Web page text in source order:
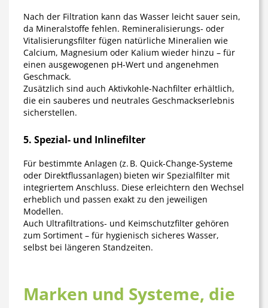
Nach der Filtration kann das Wasser leicht sauer sein,
da Mineralstoffe fehlen. Remineralisierungs- oder
Vitalisierungsfilter fügen natürliche Mineralien wie
Calcium, Magnesium oder Kalium wieder hinzu – für
einen ausgewogenen pH-Wert und angenehmen
Geschmack.
Zusätzlich sind auch Aktivkohle-Nachfilter erhältlich,
die ein sauberes und neutrales Geschmackserlebnis
sicherstellen.
5. Spezial- und Inlinefilter
Für bestimmte Anlagen (z. B. Quick-Change-Systeme
oder Direktflussanlagen) bieten wir Spezialfilter mit
integriertem Anschluss. Diese erleichtern den Wechsel
erheblich und passen exakt zu den jeweiligen
Modellen.
Auch Ultrafiltrations- und Keimschutzfilter gehören
zum Sortiment – für hygienisch sicheres Wasser,
selbst bei längeren Standzeiten.
Marken und Systeme, die